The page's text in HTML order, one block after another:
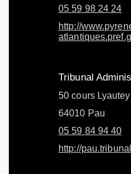
05 59 98 24 24
http://
Tribunal
50 cours Lyautey
64010 Pau
05 59 84 94 40
http://